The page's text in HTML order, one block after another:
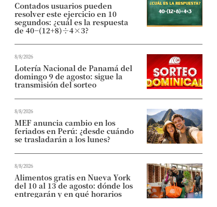
Contados usuarios pueden
resolver este ejercicio en 10
segundos: ¿cuál es la respuesta
de 40−(12+8)÷4×3?
8/8/2026
Lotería Nacional de Panamá del
domingo 9 de agosto: sigue la
transmisión del sorteo
8/8/2026
MEF anuncia cambio en los
feriados en Perú: ¿desde cuándo
se trasladarán a los lunes?
8/8/2026
Alimentos gratis en Nueva York
del 10 al 13 de agosto: dónde los
entregarán y en qué horarios